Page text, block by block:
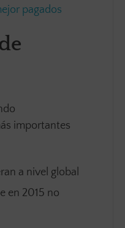
pagados
importantes
a nivel global
en 2015 no